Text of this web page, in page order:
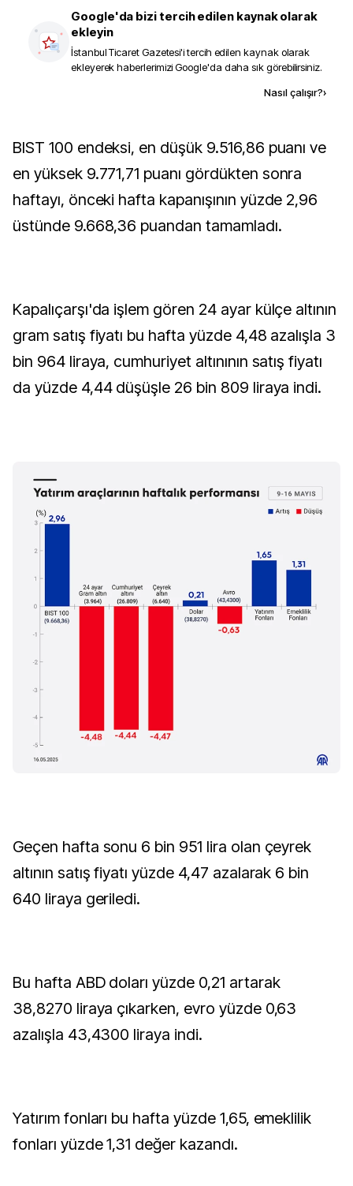
Google'da bizi tercih edilen kaynak olarak
ekleyin
İstanbul Ticaret Gazetesi'i tercih edilen kaynak olarak
ekleyerek haberlerimizi Google'da daha sık görebilirsiniz.
Nasıl çalışır?›
BIST 100 endeksi, en düşük 9.516,86 puanı ve
en yüksek 9.771,71 puanı gördükten sonra
haftayı, önceki hafta kapanışının yüzde 2,96
üstünde 9.668,36 puandan tamamladı.
Kapalıçarşı'da işlem gören 24 ayar külçe altının
gram satış fiyatı bu hafta yüzde 4,48 azalışla 3
bin 964 liraya, cumhuriyet altınının satış fiyatı
da yüzde 4,44 düşüşle 26 bin 809 liraya indi.
Geçen hafta sonu 6 bin 951 lira olan çeyrek
altının satış fiyatı yüzde 4,47 azalarak 6 bin
640 liraya geriledi.
Bu hafta ABD doları yüzde 0,21 artarak
38,8270 liraya çıkarken, evro yüzde 0,63
azalışla 43,4300 liraya indi.
Yatırım fonları bu hafta yüzde 1,65, emeklilik
fonları yüzde 1,31 değer kazandı.